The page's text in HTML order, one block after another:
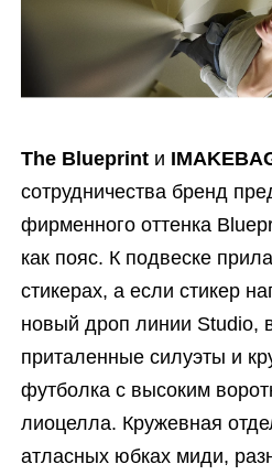
The Blueprint и
сотрудничества бренд
фирменного оттенка
как пояс. К подвеске
стикерах, а если стикер
новый дроп линии Studio,
приталенные силуэты и
футболка с высоким
лиоцелла. Кружевная
атласных юбках миди,